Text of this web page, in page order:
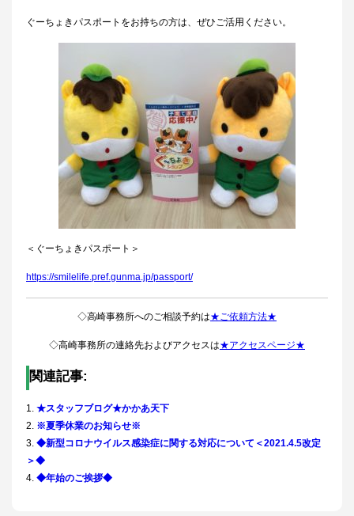
ぐーちょきパスポートをお持ちの方は、ぜひご活用ください。
＜ぐーちょきパスポート＞
https://smilelife.pref.gunma.jp/passport/
◇高崎事務所へのご相談予約は★ご依頼方法★
◇高崎事務所の連絡先およびアクセスは★アクセスページ★
関連記事:
★スタッフブログ★かかあ天下
※夏季休業のお知らせ※
◆新型コロナウイルス感染症に関する対応について＜2021.4.5改定
＞◆
◆年始のご挨拶◆